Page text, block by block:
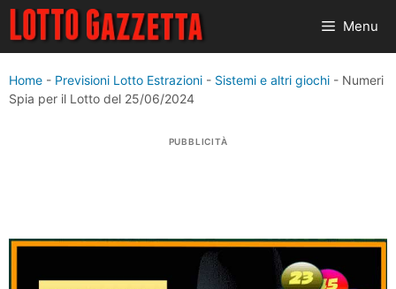
Vai
contenuto
Menu
Home - Previsioni Lotto Estrazioni - Sistemi e altri giochi - Numeri
Spia per il Lotto del 25/06/2024
PUBBLICITÀ